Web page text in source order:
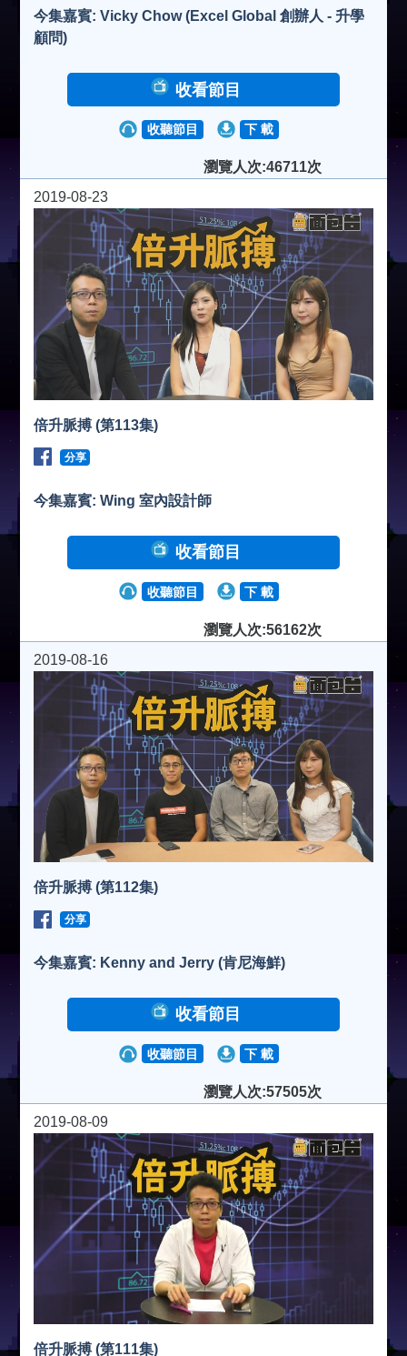
今集嘉賓: Vicky Chow (Excel Global 創辦人 - 升學
顧問)
收看節目
收聽節目 下 載
瀏覽人次:46711次
2019-08-23
倍升脈搏 (第113集)
分享
今集嘉賓: Wing 室內設計師
收看節目
收聽節目 下 載
瀏覽人次:56162次
2019-08-16
倍升脈搏 (第112集)
分享
今集嘉賓: Kenny and Jerry (肯尼海鮮)
收看節目
收聽節目 下 載
瀏覽人次:57505次
2019-08-09
倍升脈搏 (第111集)